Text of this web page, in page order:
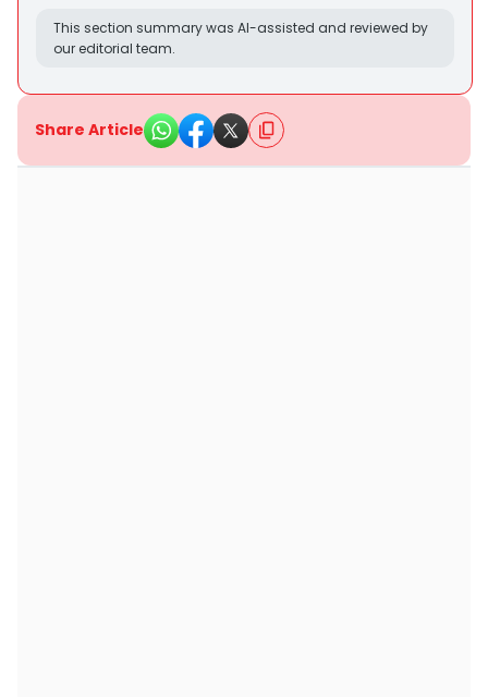
This section summary was AI-assisted and reviewed by
our editorial team.
Share Article